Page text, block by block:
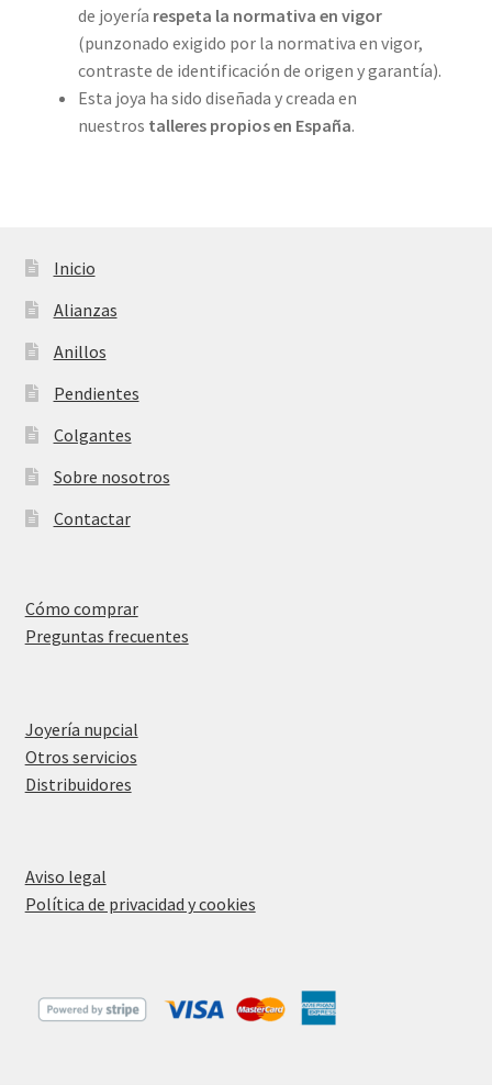
de joyería respeta la normativa en vigor
(punzonado exigido por la normativa en vigor,
contraste de identificación de origen y garantía).
Esta joya ha sido diseñada y creada en
nuestros talleres propios en España.
Inicio
Alianzas
Anillos
Pendientes
Colgantes
Sobre nosotros
Contactar
Cómo comprar
Preguntas frecuentes
Joyería nupcial
Otros servicios
Distribuidores
Aviso legal
Política de privacidad y cookies